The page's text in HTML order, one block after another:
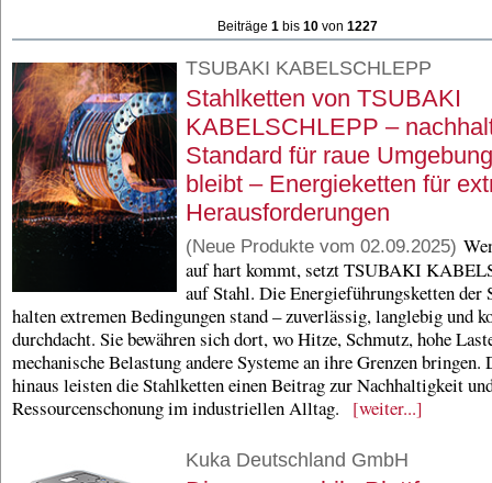
Beiträge 1bis 10von 1227
TSUBAKI KABELSCHLEPP
Stahlketten von TSUBAKI
KABELSCHLEPP –
Standard für raue
bleibt – Energieketten für
Herausforderungen
(Neue Produkte vom 02.09.2025)
auf hart kommt, setzt TSUBAKI
auf Stahl. Die Energieführungsketten der
halten extremen Bedingungen stand – zuverlässig, langlebig und
durchdacht. Sie bewähren sich dort, wo Hitze, Schmutz, hohe
mechanische Belastung andere Systeme an ihre Grenzen bringen.
hinaus leisten die Stahlketten einen Beitrag zur Nachhaltigkeit
Ressourcenschonung im industriellen Alltag. [weiter...]
Kuka Deutschland GmbH